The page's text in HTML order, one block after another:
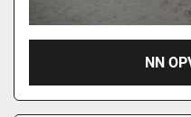
NN